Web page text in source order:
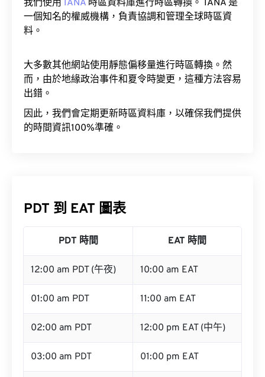
我們使用 IANA 時區資料庫進行時區轉換。 IANA 是
一個知名的權威機構，負責協調和管理全球時區資
料。
大多數其他網站使用靜態偏移量進行時區轉換。然
而，由於地緣政治事件和夏令時變更，這種方法容易
出錯。
因此，我們會定期更新時區資料庫，以確保我們提供
的時間資訊100%準確。
PDT 到 EAT 圖表
PDT 時間 EAT 時間
12:00 am PDT (午夜) 10:00 am EAT
01:00 am PDT 11:00 am EAT
02:00 am PDT 12:00 pm EAT (中午)
03:00 am PDT 01:00 pm EAT